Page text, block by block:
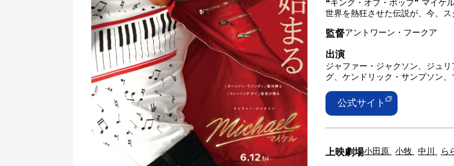
❝キング・オブ・ポップ❞ マイケ
世界を熱狂させた伝説が、今、
監督アントワーン・フークア
出演
ジャファー・ジャクソン、ジュ
グ、ケンドリック・サンプソン
公式サイト
上映劇場小田原 小牧 中川 ら